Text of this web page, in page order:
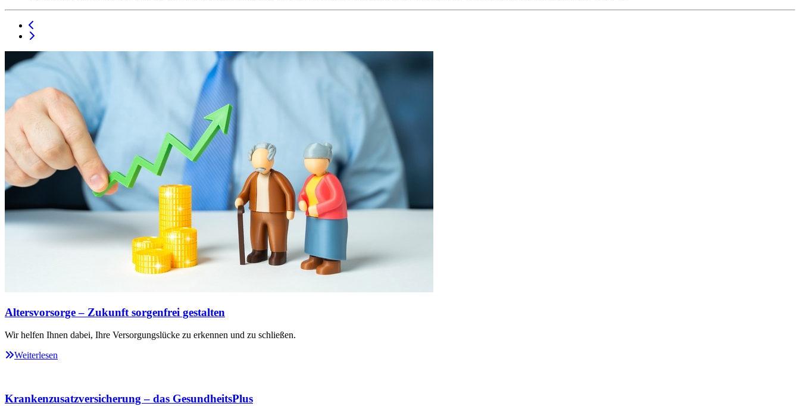
Altersvorsorge – Zukunft sorgenfrei gestalten
Wir helfen Ihnen dabei, Ihre Versorgungslücke zu erkennen und zu schließen.
Weiterlesen
Krankenzusatzversicherung – das GesundheitsPlus